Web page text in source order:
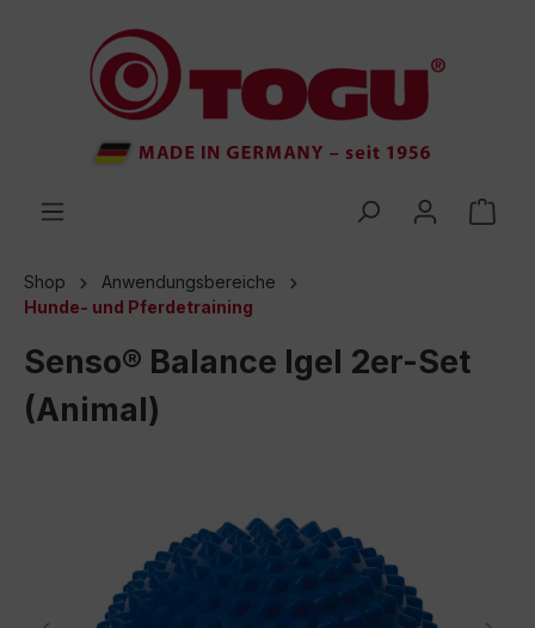
springen
Shop
Anwendungsbereiche
Hunde- und Pferdetraining
Senso® Balance Igel 2er-Set
(Animal)